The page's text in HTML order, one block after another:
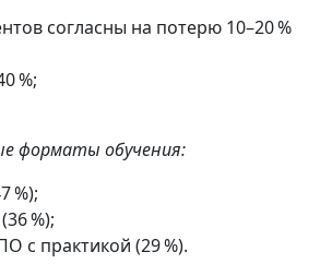
согласны на потерю 10–20 %
%;
форматы обучения:
%);
%);
с практикой (29 %).